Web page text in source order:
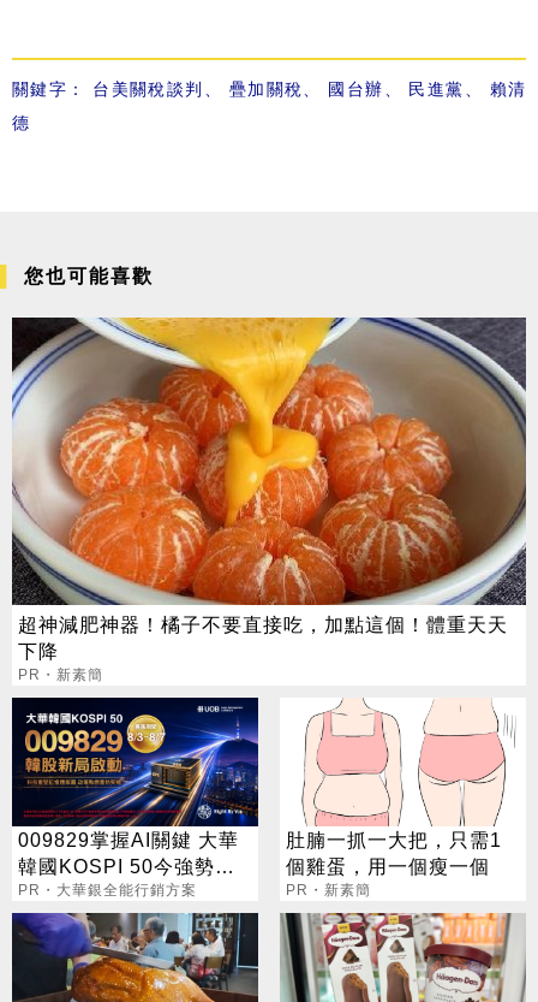
關鍵字： 台美關稅談判 疊加關稅 國台辦 民進黨
賴清
德
您也可能喜歡
超神減肥神器！橘子不要直接吃，加點這個！體重天天
下降
PR・新素簡
009829掌握AI關鍵 大華
韓國KOSPI 50今強勢開
募
PR・大華銀全能行銷方案
肚腩一抓一大把，只需1
個雞蛋，用一個瘦一個
PR・新素簡